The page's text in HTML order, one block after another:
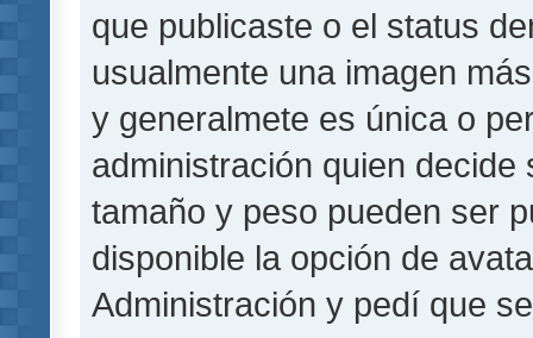
que publicaste o el status
usualmente una imagen
y generalmete es única o
administración quien
tamaño y peso pueden ser
disponible la opción de
Administración y pedí que